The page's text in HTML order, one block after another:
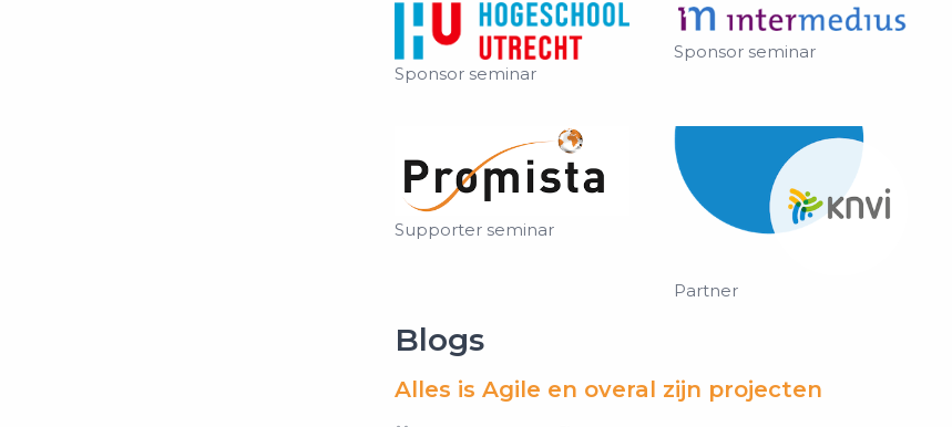
Sponsor seminar
Sponsor seminar
Supporter seminar
Partner
Blogs
Alles is Agile en overal zijn projecten